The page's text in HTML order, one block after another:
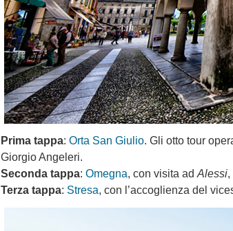
Prima tappa: Orta San Giulio. Gli otto tour
Giorgio Angeleri.
Seconda tappa: Omegna, con visita ad Alessi,
Terza tappa: Stresa, con l’accoglienza del